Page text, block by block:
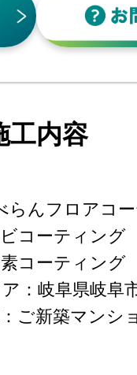
工内容
らんフロアコ
コーティング
コーティング
：岐阜県岐阜
ご新築マンシ